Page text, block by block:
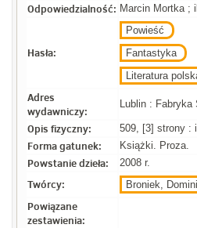
Odpowiedzialność: Marcin Mortka ;
Hasła:
Powieść
Fantastyka
Literatura
Adres
wydawniczy:
Lublin : Fabryka
Opis fizyczny: 509, [3] strony :
Forma gatunek: Książki. Proza.
Powstanie dzieła: 2008 r.
Twórcy: Broniek,
Powiązane
zestawienia: